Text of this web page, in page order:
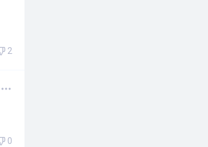
2
0